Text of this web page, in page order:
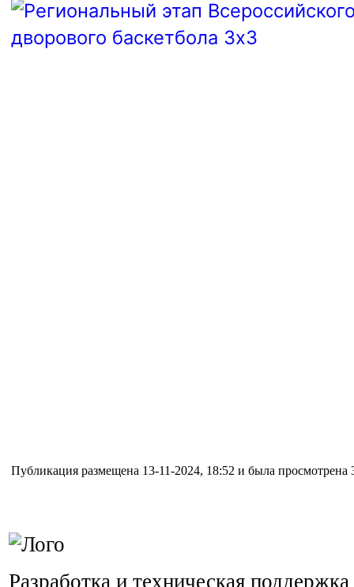
Публикация размещена 13-11-2024, 18:52 и была просмотрена
Разработка и техническая